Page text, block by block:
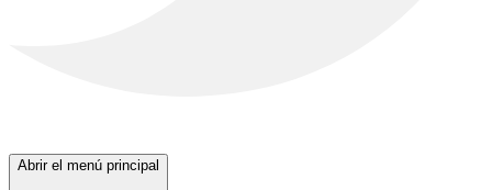
Abrir el menú principal